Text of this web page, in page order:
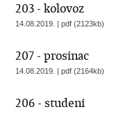
203 - kolovoz
14.08.2019. | pdf (2123kb)
207 - prosinac
14.08.2019. | pdf (2164kb)
206 - studeni